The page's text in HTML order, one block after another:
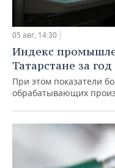
05 авг, 14:30
Индекс
Татарстане за
При этом показатели
обрабатывающих